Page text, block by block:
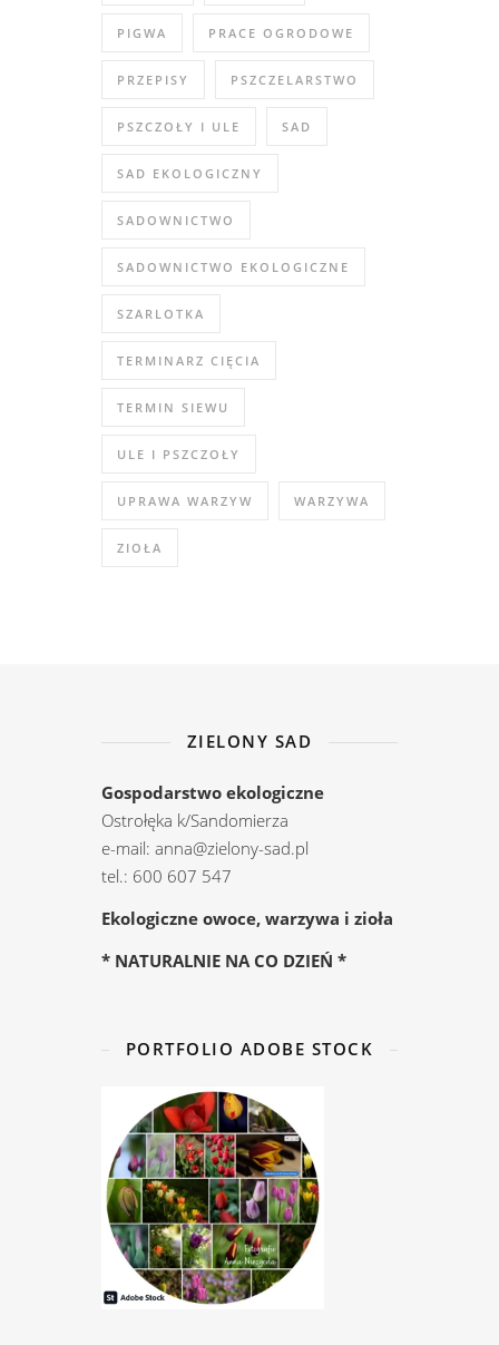
PIGWA PRACE OGRODOWE
PRZEPISY PSZCZELARSTWO
PSZCZOŁY I ULE SAD
SAD EKOLOGICZNY
SADOWNICTWO
SADOWNICTWO EKOLOGICZNE
SZARLOTKA
TERMINARZ CIĘCIA
TERMIN SIEWU
ULE I PSZCZOŁY
UPRAWA WARZYW WARZYWA
ZIOŁA
ZIELONY SAD
Gospodarstwo ekologiczne
Ostrołęka k/Sandomierza
e-mail: anna@zielony-sad.pl
tel.: 600 607 547
Ekologiczne owoce, warzywa i zioła
* NATURALNIE NA CO DZIEŃ *
PORTFOLIO ADOBE STOCK